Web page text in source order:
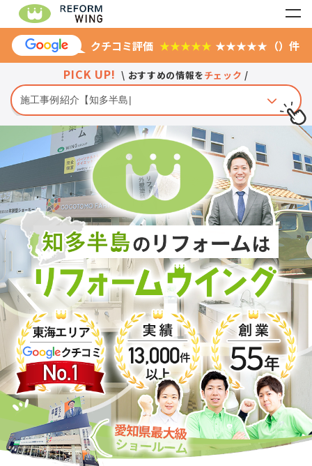
クチコミ評価 ★★★★★ ★★★★★ （）件
PICK UP! \ おすすめの情報をチェック /